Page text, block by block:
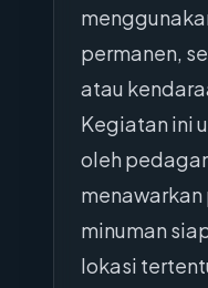
permanen,
atau
Kegiatan ini
oleh
minuman
lokasi